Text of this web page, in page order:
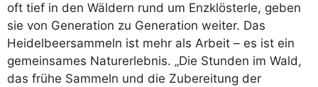
oft tief in den Wäldern rund um Enzklösterle, geben
sie von Generation zu Generation weiter. Das
Heidelbeersammeln ist mehr als Arbeit – es ist ein
gemeinsames Naturerlebnis. „Die Stunden im Wald,
das frühe Sammeln und die Zubereitung der